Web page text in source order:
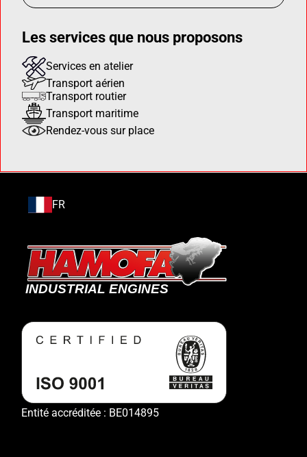
Les services que nous proposons
Services en atelier
Transport aérien
Transport routier
Transport maritime
Rendez-vous sur place
FR
Entité accréditée : BE014895